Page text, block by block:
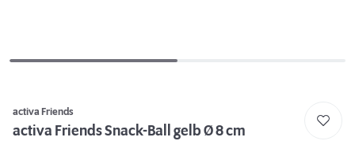
activa Friends
activa Friends Snack-Ball gelb Ø 8 cm